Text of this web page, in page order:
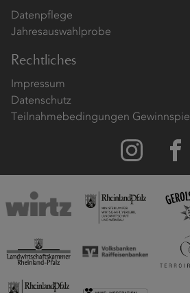
Datenpflege
Jahresauswahlprobe
Rechtliches
Impressum
Datenschutz
Teilnahmebedingungen Gewinnspiel